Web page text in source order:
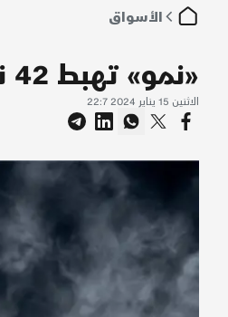
الأسواق
«نمو» تهبط 42 نقطة بتداولات قيمتها 28 مليون ريال
الاثنين 15 يناير 2024 22:7